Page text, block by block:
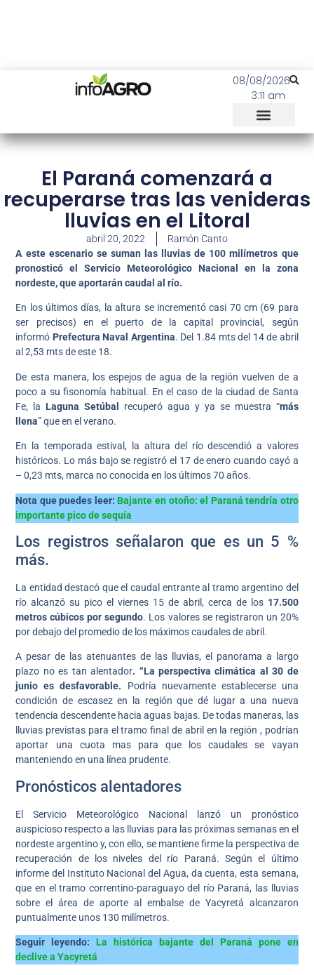
08/08/2026
3:11 am
El Paraná comenzará a
recuperarse tras las venideras
lluvias en el Litoral
abril 20, 2022
Ramón Canto
A este escenario se suman las lluvias de 100 milímetros que
pronosticó el Servicio Meteorológico Nacional en la zona
nordeste, que aportarán caudal al río.
En los últimos días, la altura se incrementó casi 70 cm (69 para
ser precisos) en el puerto de la capital provincial, según
informó Prefectura Naval Argentina. Del 1.84 mts del 14 de abril
al 2,53 mts de este 18.
De esta manera, los espejos de agua de la región vuelven de a
poco a su fisonomía habitual. En el caso de la ciudad de Santa
Fe, la Laguna Setúbal recuperó agua y ya se muestra “más
llena” que en el verano.
En la temporada estival, la altura del río descendió a valores
históricos. Lo más bajo se registró el 17 de enero cuando cayó a
– 0,23 mts, marca no conocida en los últimos 70 años.
Nota que puedes leer: Bajante en otoño: el Paraná tendría otro
importante pico de sequía
Los registros señalaron que es un 5 %
más.
La entidad destacó que el caudal entrante al tramo argentino del
río alcanzó su pico el viernes 15 de abril, cerca de los17.500
metros cúbicos por segundo. Los valores se registraron un 20%
por debajo del promedio de los máximos caudales de abril.
A pesar de las atenuantes de las lluvias, el panorama a largo
plazo no es tan alentador. “La perspectiva climática al 30 de
junio es desfavorable. Podría nuevamente establecerse una
condición de escasez en la región que dé lugar a una nueva
tendencia descendente hacia aguas bajas. De todas maneras, las
lluvias previstas para el tramo final de abril en la región , podrían
aportar una cuota mas para que los caudales se vayan
manteniendo en una línea prudente.
Pronósticos alentadores
El Servicio Meteorológico Nacional lanzó un pronóstico
auspicioso respecto a las lluvias para las próximas semanas en el
nordeste argentino y, con ello, se mantiene firme la perspectiva de
recuperación de los niveles del río Paraná. Según el último
informe del Instituto Nacional del Agua, da cuenta, esta semana,
que en el tramo correntino-paraguayo del río Paraná, las lluvias
sobre el área de aporte al embalse de Yacyretá alcanzaron
puntualmente unos 130 milímetros.
Seguir leyendo: La histórica bajante del Paraná pone en
declive a Yacyretá